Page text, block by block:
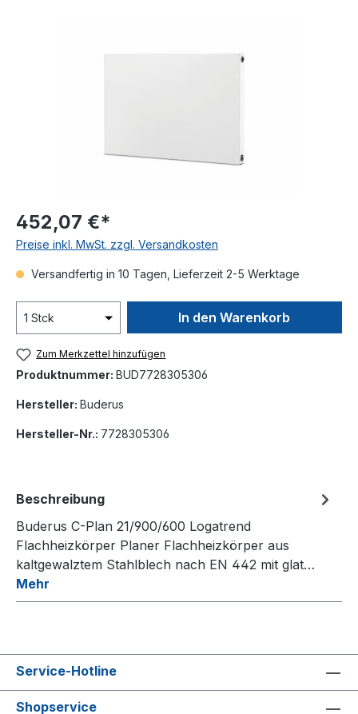
452,07 €*
Preise inkl. MwSt. zzgl. Versandkosten
Versandfertig in 10 Tagen, Lieferzeit 2-5 Werktage
In den Warenkorb
Zum Merkzettel hinzufügen
Produktnummer: BUD7728305306
Hersteller: Buderus
Hersteller-Nr.: 7728305306
Beschreibung
Buderus C-Plan 21/900/600 Logatrend
Flachheizkörper Planer Flachheizkörper aus
kaltgewalztem Stahlblech nach EN 442 mit glat…
Mehr
Service-Hotline
Shopservice